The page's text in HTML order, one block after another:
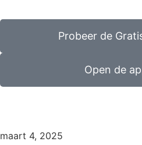
Probeer de
Open de
maart 4, 2025